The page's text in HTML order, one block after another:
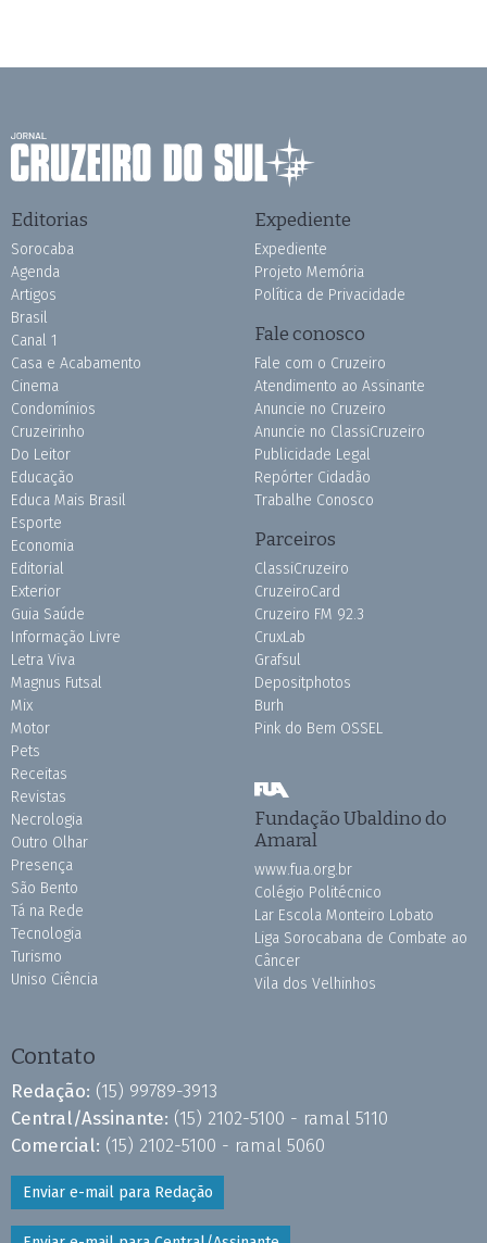
Editorias
Sorocaba
Agenda
Artigos
Brasil
Canal 1
Casa e Acabamento
Cinema
Condomínios
Cruzeirinho
Do Leitor
Educação
Educa Mais Brasil
Esporte
Economia
Editorial
Exterior
Guia Saúde
Informação Livre
Letra Viva
Magnus Futsal
Mix
Motor
Pets
Receitas
Revistas
Necrologia
Outro Olhar
Presença
São Bento
Tá na Rede
Tecnologia
Turismo
Uniso Ciência
Expediente
Expediente
Projeto Memória
Política de Privacidade
Fale conosco
Fale com o Cruzeiro
Atendimento ao Assinante
Anuncie no Cruzeiro
Anuncie no ClassiCruzeiro
Publicidade Legal
Repórter Cidadão
Trabalhe Conosco
Parceiros
ClassiCruzeiro
CruzeiroCard
Cruzeiro FM 92.3
CruxLab
Grafsul
Depositphotos
Burh
Pink do Bem OSSEL
Fundação Ubaldino do
Amaral
www.fua.org.br
Colégio Politécnico
Lar Escola Monteiro Lobato
Liga Sorocabana de Combate ao
Câncer
Vila dos Velhinhos
Contato
Redação: (15) 99789-3913
Central/Assinante: (15) 2102-5100 - ramal 5110
Comercial: (15) 2102-5100 - ramal 5060
Enviar e-mail para Redação